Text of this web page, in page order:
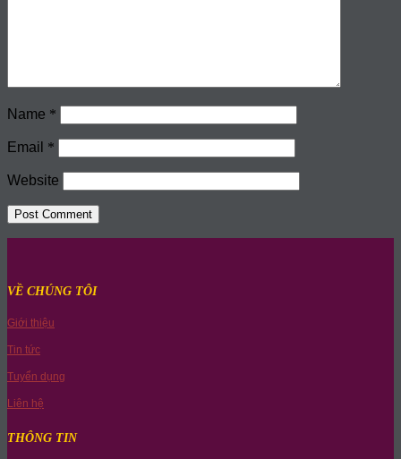
Name *
Email *
Website
VỀ CHÚNG TÔI
Giới thiệu
Tin tức
Tuyển dụng
Liên hệ
THÔNG TIN